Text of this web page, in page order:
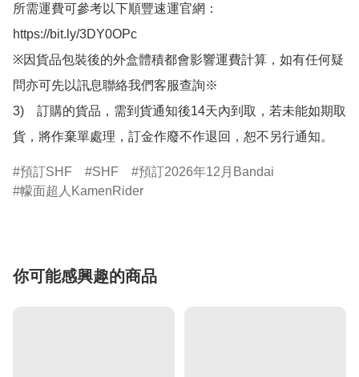
所需運費可參考以下順豐速運官網：
https://bit.ly/3DY0OPc
※因貨品包裝後的外盒體積都會影響運費計算，如有任何疑
問亦可先以訊息聯絡我們客服查詢※
3)　訂購的貨品，需到貨通知後14天內到取，若未能如期取
貨，將作棄單處理，訂金作廢不作退回，恕不另行通知。
預訂SHF SHF
預訂2026年12月Bandai
幪面超人KamenRider
你可能感興趣的商品